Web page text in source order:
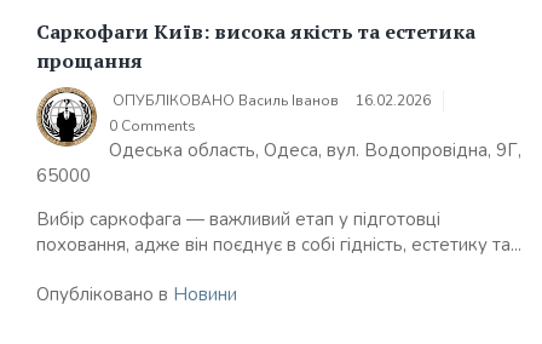
Саркофаги Київ: висока якість та естетика
прощання
ОПУБЛІКОВАНО Василь Іванов
16.02.2026
0 Comments
Одеська область, Одеса, вул. Водопровідна, 9Г,
65000
Вибір саркофага — важливий етап у підготовці
поховання, адже він поєднує в собі гідність, естетику та...
Опубліковано в Новини